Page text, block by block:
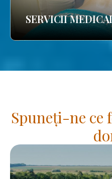
SERVICII
Spuneți-ne ce